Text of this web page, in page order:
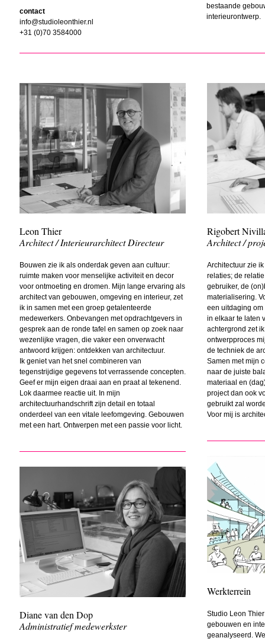
contact
info@studioleonthier.nl
+31 (0)70 3584000
bestaande
interieurontwerp.
Leon Thier
Architect / Interieurarchitect Directeur
Bouwen zie ik als onderdak geven aan cultuur:
ruimte maken voor menselijke activiteit en decor
voor ontmoeting en dromen. Mijn lange ervaring als
architect van gebouwen, omgeving en interieur, zet
ik in samen met een groep getalenteerde
medewerkers. Onbevangen met opdrachtgevers in
gesprek aan de ronde tafel en samen op zoek naar
wezenlijke vragen, die vaker een onverwacht
antwoord krijgen: ontdekken van architectuur.
Ik geniet van het snel combineren van
tegenstrijdige gegevens tot verrassende concepten.
Geef er mijn eigen draai aan en praat al tekenend.
Lok daarmee reactie uit. In mijn
architectuurhandschrift zijn detail en totaal
onderdeel van een vitale leefomgeving. Gebouwen
met een hart. Ontwerpen met een passie voor licht.
Diane van den Dop
Administratief medewerkster
Rigobert
Architect /
Architectuur zie
relaties; de
gebruiker, de
materialisering.
een uitdaging
in elkaar te laten
achtergrond zet
ontwerpproces
de techniek de
Samen met mijn
naar de juiste
materiaal en
project dan ook
gebruikt zal
Voor mij is
Werkterrein
Studio Leon
gebouwen en
geanalyseerd.